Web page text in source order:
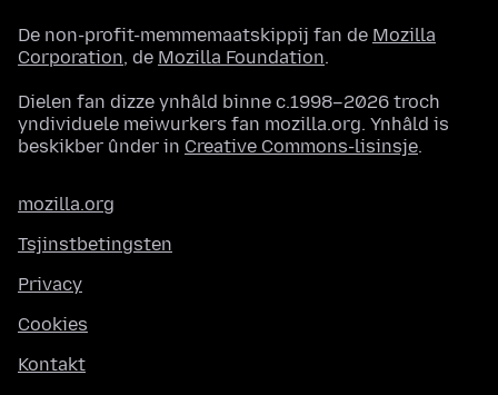
De non-profit-memmemaatskippij fan de Mozilla
Corporation, de Mozilla Foundation.
Dielen fan dizze ynhâld binne c.1998–2026 troch
yndividuele meiwurkers fan mozilla.org. Ynhâld is
beskikber ûnder in Creative Commons-lisinsje.
mozilla.org
Tsjinstbetingsten
Privacy
Cookies
Kontakt